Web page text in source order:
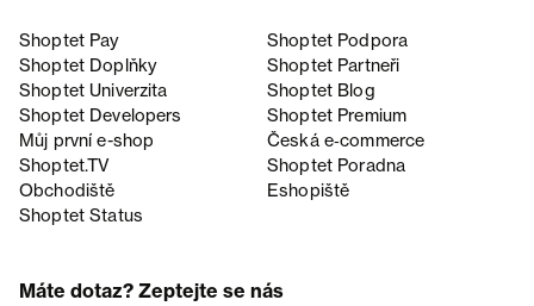
Shoptet Pay
Shoptet Podpora
Shoptet Doplňky
Shoptet Partneři
Shoptet Univerzita
Shoptet Blog
Shoptet Developers
Shoptet Premium
Můj první e-shop
Česká e‑commerce
Shoptet.TV
Shoptet Poradna
Obchodiště
Eshopiště
Shoptet Status
Máte dotaz? Zeptejte se nás